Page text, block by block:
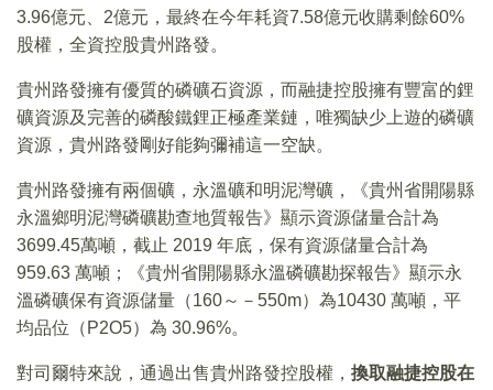
3.96億元、2億元，最終在今年耗資7.58億元收購剩餘60%
股權，全資控股貴州路發。
貴州路發擁有優質的磷礦石資源，而融捷控股擁有豐富的鋰
礦資源及完善的磷酸鐵鋰正極產業鏈，唯獨缺少上遊的磷礦
資源，貴州路發剛好能夠彌補這一空缺。
貴州路發擁有兩個礦，永溫礦和明泥灣礦，《貴州省開陽縣
永溫鄉明泥灣磷礦勘查地質報告》顯示資源儲量合計為
3699.45萬噸，截止 2019 年底，保有資源儲量合計為
959.63 萬噸；《貴州省開陽縣永溫磷礦勘探報告》顯示永
溫磷礦保有資源儲量（160～－550m）為10430 萬噸，平
均品位（P2O5）為 30.96%。
對司爾特來說，通過出售貴州路發控股權， 換取融捷控股在